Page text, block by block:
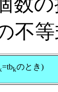
不
=tbkのとき